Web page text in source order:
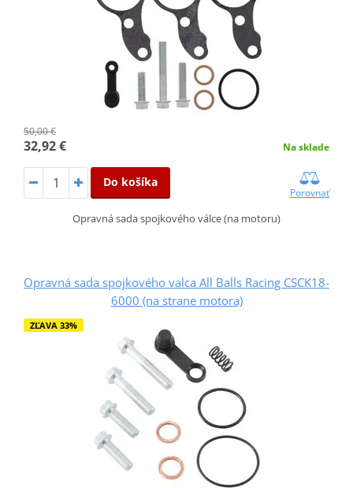
50,00 €
32,92 € Na sklade
Do košíka
Porovnať
Opravná sada spojkového válce (na motoru)
Opravná sada spojkového valca All Balls Racing CSCK18-
6000 (na strane motora)
ZĽAVA 33%